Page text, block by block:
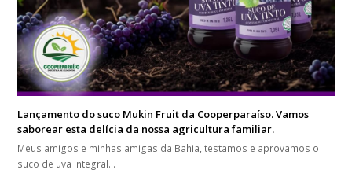
Lançamento do suco Mukin Fruit da Cooperparaíso. Vamos
saborear esta delícia da nossa agricultura familiar.
Meus amigos e minhas amigas da Bahia, testamos e aprovamos o
suco de uva integral…